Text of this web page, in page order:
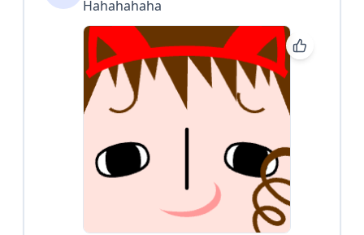
Hahahahaha